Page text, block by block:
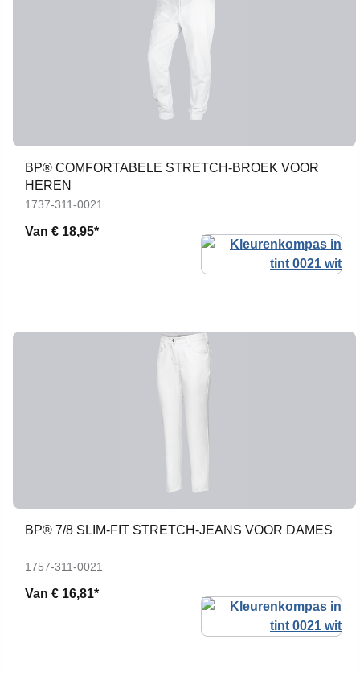
BP® COMFORTABELE STRETCH-BROEK VOOR
HEREN
1737-311-0021
Van € 18,95*
BP® 7/8 SLIM-FIT STRETCH-JEANS VOOR DAMES
1757-311-0021
Van € 16,81*